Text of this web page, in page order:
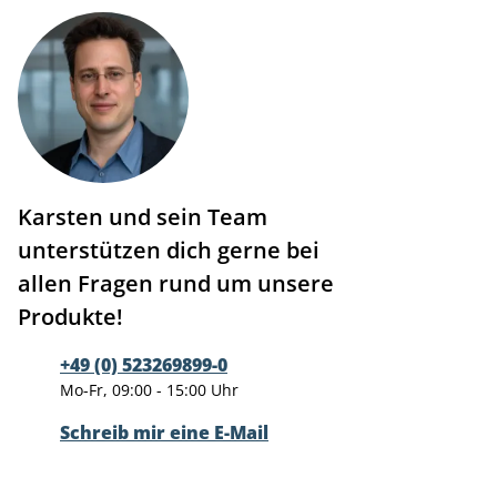
Karsten und sein Team
unterstützen dich gerne bei
allen Fragen rund um unsere
Produkte!
+49 (0) 523269899-0
Mo-Fr, 09:00 - 15:00 Uhr
Schreib mir eine E-Mail